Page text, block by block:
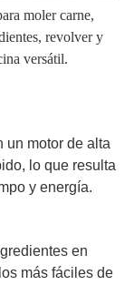
moler carne,
revolver y
versátil.
un motor de alta
lo que resulta
y energía.
en
más fáciles de